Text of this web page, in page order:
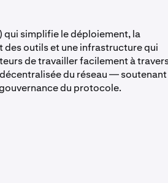
qui simplifie le déploiement, la
outils et une infrastructure qui
de travailler facilement à
du réseau — soutenant
du protocole.